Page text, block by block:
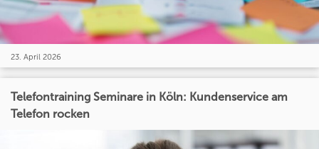
23. April 2026
Telefontraining Seminare in Köln: Kundenservice am
Telefon rocken